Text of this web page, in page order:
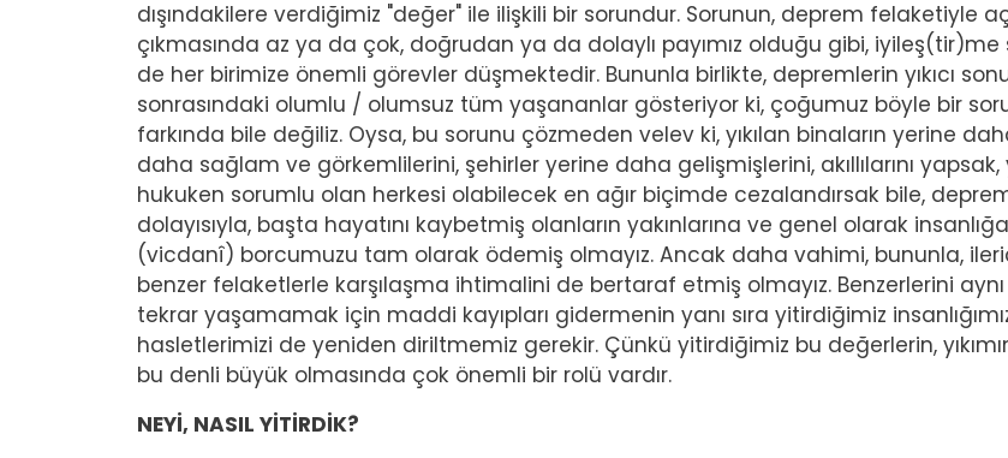
dışındakilere verdiğimiz "değer" ile ilişkili bir sorundur. Sorunun, deprem felaketiyle
çıkmasında az ya da çok, doğrudan ya da dolaylı payımız olduğu gibi,
de her birimize önemli görevler düşmektedir. Bununla birlikte, depremlerin yıkıcı
sonrasındaki olumlu / olumsuz tüm yaşananlar gösteriyor ki, çoğumuz böyle bir
farkında bile değiliz. Oysa, bu sorunu çözmeden velev ki, yıkılan binaların yerine
daha sağlam ve görkemlilerini, şehirler yerine daha gelişmişlerini, akıllılarını yapsak,
hukuken sorumlu olan herkesi olabilecek en ağır biçimde cezalandırsak bile,
dolayısıyla, başta hayatını kaybetmiş olanların yakınlarına ve genel olarak
(vicdanî) borcumuzu tam olarak ödemiş olmayız. Ancak daha vahimi, bununla,
benzer felaketlerle karşılaşma ihtimalini de bertaraf etmiş olmayız. Benzerlerini
tekrar yaşamamak için maddi kayıpları gidermenin yanı sıra yitirdiğimiz
hasletlerimizi de yeniden diriltmemiz gerekir. Çünkü yitirdiğimiz bu değerlerin,
bu denli büyük olmasında çok önemli bir rolü vardır.
NEYİ, NASIL YİTİRDİK?